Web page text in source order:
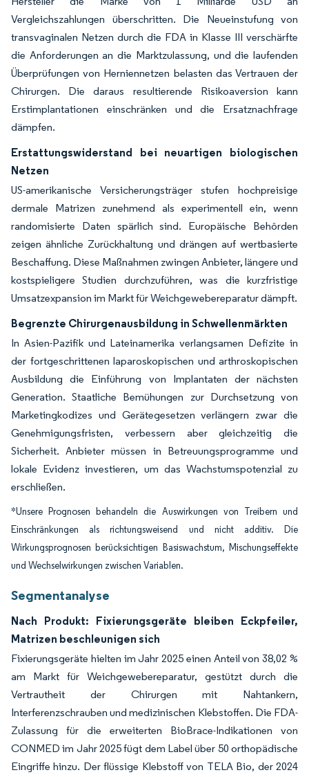
Vergleichszahlungen überschritten. Die Neueinstufung von
transvaginalen Netzen durch die FDA in Klasse III verschärfte
die Anforderungen an die Marktzulassung, und die laufenden
Überprüfungen von Herniennetzen belasten das Vertrauen der
Chirurgen. Die daraus resultierende Risikoaversion kann
Erstimplantationen einschränken und die Ersatznachfrage
dämpfen.
Erstattungswiderstand bei neuartigen biologischen
Netzen
US-amerikanische Versicherungsträger stufen hochpreisige
dermale Matrizen zunehmend als experimentell ein, wenn
randomisierte Daten spärlich sind. Europäische Behörden
zeigen ähnliche Zurückhaltung und drängen auf wertbasierte
Beschaffung. Diese Maßnahmen zwingen Anbieter, längere und
kostspieligere Studien durchzuführen, was die kurzfristige
Umsatzexpansion im Markt für Weichgewebereparatur dämpft.
Begrenzte Chirurgenausbildung in Schwellenmärkten
In Asien-Pazifik und Lateinamerika verlangsamen Defizite in
der fortgeschrittenen laparoskopischen und arthroskopischen
Ausbildung die Einführung von Implantaten der nächsten
Generation. Staatliche Bemühungen zur Durchsetzung von
Marketingkodizes und Gerätegesetzen verlängern zwar die
Genehmigungsfristen, verbessern aber gleichzeitig die
Sicherheit. Anbieter müssen in Betreuungsprogramme und
lokale Evidenz investieren, um das Wachstumspotenzial zu
erschließen.
*Unsere Prognosen behandeln die Auswirkungen von Treibern und
Einschränkungen als richtungsweisend und nicht additiv. Die
Wirkungsprognosen berücksichtigen Basiswachstum, Mischungseffekte
und Wechselwirkungen zwischen Variablen.
Segmentanalyse
Nach Produkt: Fixierungsgeräte bleiben Eckpfeiler,
Matrizen beschleunigen sich
Fixierungsgeräte hielten im Jahr 2025 einen Anteil von 38,02 %
am Markt für Weichgewebereparatur, gestützt durch die
Vertrautheit der Chirurgen mit Nahtankern,
Interferenzschrauben und medizinischen Klebstoffen. Die FDA-
Zulassung für die erweiterten BioBrace-Indikationen von
CONMED im Jahr 2025 fügt dem Label über 50 orthopädische
Eingriffe hinzu. Der flüssige Klebstoff von TELA Bio, der 2024